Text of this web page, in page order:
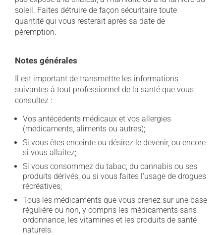
soleil. Faites détruire de façon sécuritaire toute
quantité qui vous resterait après sa date de
péremption.
Notes générales
Il est important de transmettre les informations
suivantes à tout professionnel de la santé que vous
consultez :
Vos antécédents médicaux et vos allergies
(médicaments, aliments ou autres);
Si vous êtes enceinte ou désirez le devenir, ou encore
si vous allaitez;
Si vous consommez du tabac, du cannabis ou ses
produits dérivés, ou si vous faites l'usage de drogues
récréatives;
Tous les médicaments que vous prenez sur une base
régulière ou non, y compris les médicaments sans
ordonnance, les vitamines et les produits de santé
naturels.